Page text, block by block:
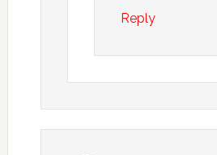
Reply